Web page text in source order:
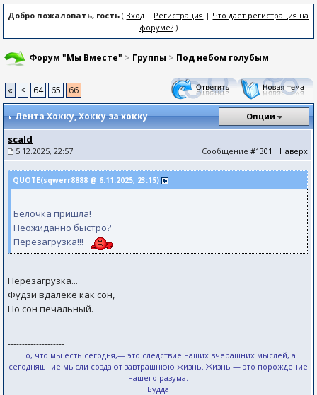
Добро пожаловать, гость ( Вход | Регистрация | Что даёт регистрация на
форуме?)
Форум "Мы Вместе" > Группы > Под небом голубым
« < 64 65 66
Лента Хокку, Хокку за хокку Опции
scald
5.12.2025, 22:57 Сообщение#1301 | Наверх
QUOTE(sqwerr8888 @ 6.11.2025, 23:15)
Белочка пришла!
Неожиданно быстро?
Перезагрузка!!!
Перезагрузка...
Фудзи вдалеке как сон,
Но сон печальный.
--------------------
То, что мы есть сегодня,— это следствие наших вчерашних мыслей, а
сегодняшние мысли создают завтрашнюю жизнь. Жизнь — это порождение
нашего разума.
Будда